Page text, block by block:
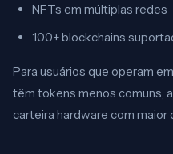
NFTs em múltiplas redes
100+ blockchains
Para usuários que operam
têm tokens menos comuns,
carteira hardware com